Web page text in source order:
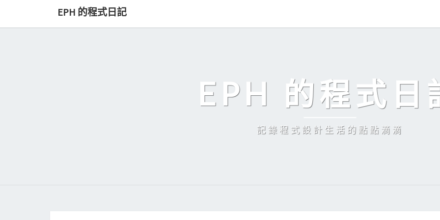
EPH 的程式日記
EPH 的程式日
記錄程式設計生活的點點滴滴